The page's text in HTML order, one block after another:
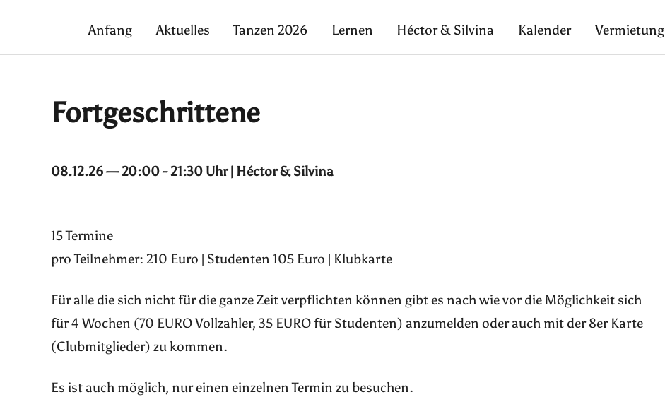
Anfang Aktuelles Tanzen 2026 Lernen Héctor & Silvina Kalender Vermietung
Fortgeschrittene
08.12.26 — 20:00 - 21:30 Uhr | Héctor & Silvina
15 Termine
pro Teilnehmer: 210 Euro | Studenten 105 Euro | Klubkarte
Für alle die sich nicht für die ganze Zeit verpflichten können gibt es nach wie vor die Möglichkeit sich
für 4 Wochen (70 EURO Vollzahler, 35 EURO für Studenten) anzumelden oder auch mit der 8er Karte
(Clubmitglieder) zu kommen.
Es ist auch möglich, nur einen einzelnen Termin zu besuchen.